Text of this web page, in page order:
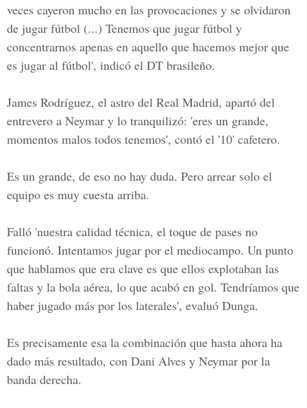
veces cayeron mucho en las provocaciones y se olvidaron
de jugar fútbol (...) Tenemos que jugar fútbol y
concentrarnos apenas en aquello que hacemos mejor que
es jugar al fútbol', indicó el DT brasileño.
James Rodríguez, el astro del Real Madrid, apartó del
entrevero a Neymar y lo tranquilizó: 'eres un grande,
momentos malos todos tenemos', contó el '10' cafetero.
Es un grande, de eso no hay duda. Pero arrear solo el
equipo es muy cuesta arriba.
Falló 'nuestra calidad técnica, el toque de pases no
funcionó. Intentamos jugar por el mediocampo. Un punto
que hablamos que era clave es que ellos explotaban las
faltas y la bola aérea, lo que acabó en gol. Tendríamos que
haber jugado más por los laterales', evaluó Dunga.
Es precisamente esa la combinación que hasta ahora ha
dado más resultado, con Dani Alves y Neymar por la
banda derecha.